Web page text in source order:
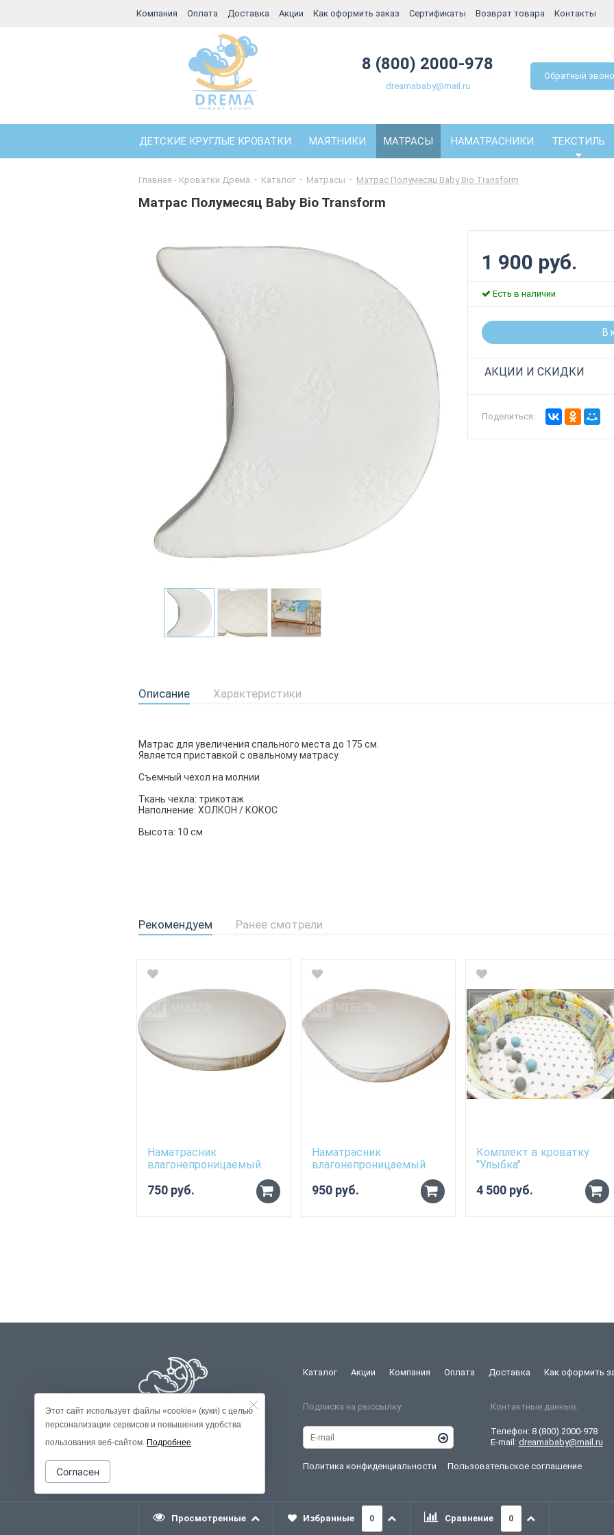
Компания Оплата Доставка Акции Как оформить заказ Сертификаты Возврат товара Контакты
8 (800) 2000-978
dreamababy@mail.ru
Обратный
ДЕТСКИЕ КРУГЛЫЕ КРОВАТКИ МАЯТНИКИ МАТРАСЫ НАМАТРАСНИКИ ТЕКСТИЛЬ
Главная - Кроватки Дрёма Каталог Матрасы Матрас Полумесяц Baby Bio Transform
Матрас Полумесяц Baby Bio Transform
1 900 руб.
Есть в наличии
В
АКЦИИ И СКИДКИ
Поделиться:
Описание Характеристики
Матрас для увеличения спального места до 175 см.
Является приставкой с овальному матрасу.
Съемный чехол на молнии
Ткань чехла: трикотаж
Наполнение: ХОЛКОН / КОКОС
Высота: 10 см
Рекомендуем Ранее смотрели
Наматрасник
влагонепроницаемый
для матраса 70см*80см
750 руб.
Наматрасник
влагонепроницаемый
для овального матраса
70см*120см
950 руб.
Комплект в кроватку
"Улыбка"
4 500 руб.
Каталог Акции Компания Оплата Доставка Как оформить
Подписка на рыссылку: Контактные данные:
Телефон: 8 (800) 2000-978
E-mail: dreamababy@mail.ru
Политика конфиденциальности Пользовательское соглашение
Просмотренные Избранные 0 Сравнение 0
Этот сайт использует файлы «cookie» (куки) с целью
персонализации сервисов и повышения удобства
пользования веб-сайтом. Подробнее
Согласен